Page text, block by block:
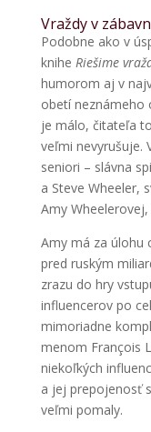
Vraždy v
Podobne ako v
knihe Riešime
humorom aj v
obetí neznámeho
je málo, čitateľa
veľmi nevyrušuje.
seniori – slávna
a Steve Wheeler,
Amy
Amy má za úlohu
pred ruským
zrazu do hry
influencerov po
mimoriadne
menom François
niekoľkých
a jej prepojenosť
veľmi pomaly.